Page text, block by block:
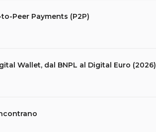
Peer Payments (P2P)
Wallet, dal BNPL al Digital Euro (2026)